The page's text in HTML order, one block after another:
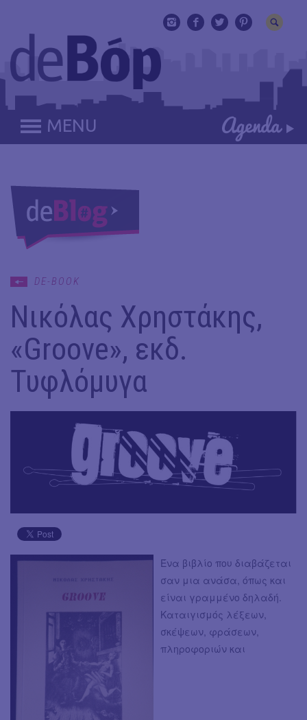
MENU
DE-BOOK
Νικόλας Χρηστάκης,
«Groove», εκδ.
Τυφλόμυγα
Ένα βιβλίο που διαβάζεται
σαν μια ανάσα, όπως και
είναι γραμμένο δηλαδή.
Καταιγισμός λέξεων,
σκέψεων, φράσεων,
πληροφοριών και